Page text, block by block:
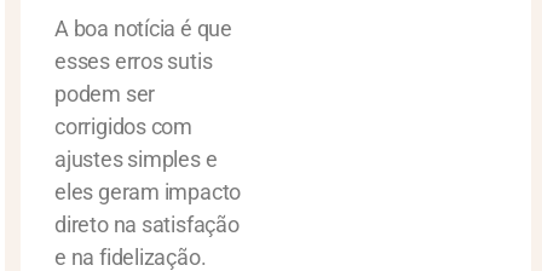
A boa notícia é que
esses erros sutis
podem ser
corrigidos com
ajustes simples e
eles geram impacto
direto na satisfação
e na fidelização.